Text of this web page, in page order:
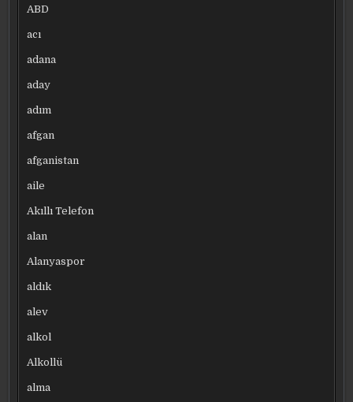
ABD
acı
adana
aday
adım
afgan
afganistan
aile
Akıllı Telefon
alan
Alanyaspor
aldık
alev
alkol
Alkollü
alma